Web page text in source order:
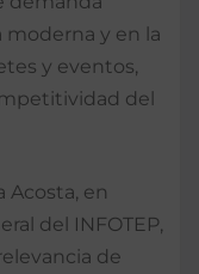
moderna y en la
y eventos,
del
Acosta, en
del INFOTEP,
de